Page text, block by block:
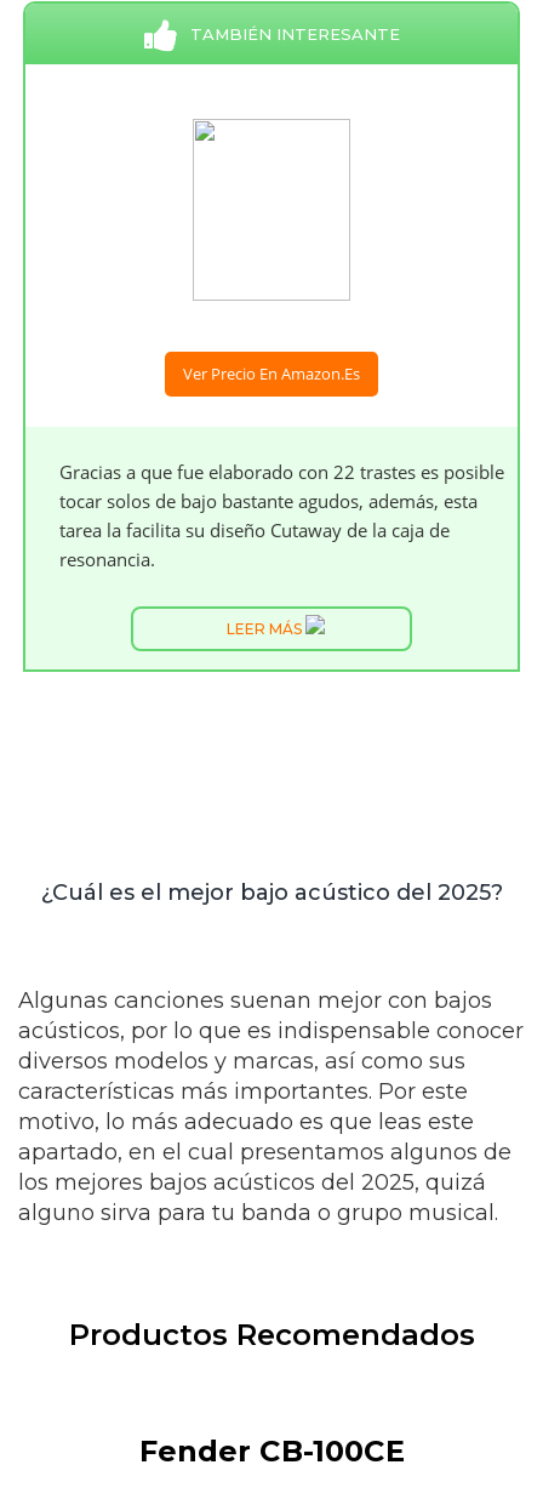
TAMBIÉN INTERESANTE
Ver Precio En Amazon.es
Gracias a que fue elaborado con 22 trastes es posible
tocar solos de bajo bastante agudos, además, esta
tarea la facilita su diseño Cutaway de la caja de
resonancia.
LEER MÁS
¿Cuál es el mejor bajo acústico del 2025?
Algunas canciones suenan mejor con bajos
acústicos, por lo que es indispensable conocer
diversos modelos y marcas, así como sus
características más importantes. Por este
motivo, lo más adecuado es que leas este
apartado, en el cual presentamos algunos de
los mejores bajos acústicos del 2025, quizá
alguno sirva para tu banda o grupo musical.
Productos Recomendados
Fender CB-100CE